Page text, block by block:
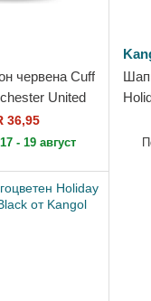
червена Cuff
United
Era
36,95
17 - 19 август